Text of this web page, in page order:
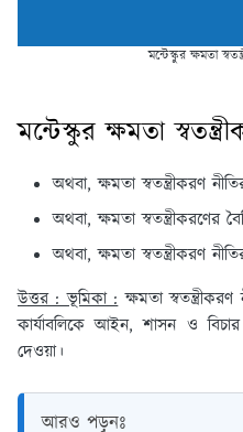
মন্টেস্কুর ক্ষমতা
মন্টেস্কুর ক্ষমতা
অথবা, ক্ষমতা স্বতন্ত্রীকরণ
অথবা, ক্ষমতা স্বতন্ত্রীকরণের
অথবা, ক্ষমতা স্বতন্ত্রীকরণ
উত্তর : ভূমিকা :ক্ষমতা
কার্যাবলিকে আইন, শাসন ও
দেওয়া।
আরও পড়ুনঃ